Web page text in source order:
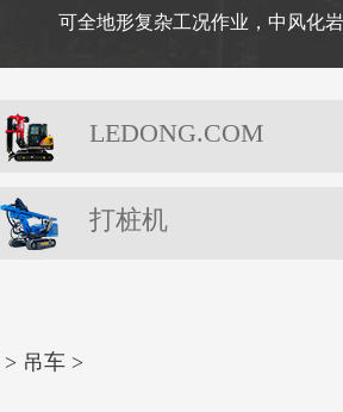
可全地形复杂工况作业，中风化
LEDONG.COM
打桩机
> 吊车 >